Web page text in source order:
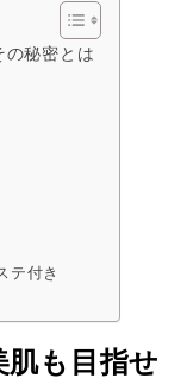
の秘密とは
テ付き
も目指せ